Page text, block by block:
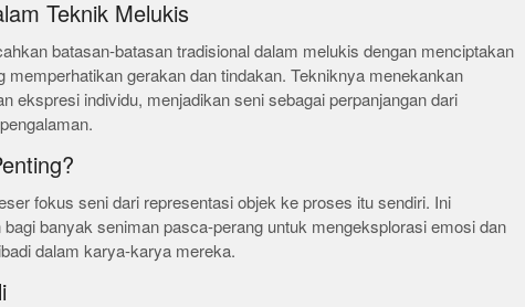
Teknik Melukis
batasan-batasan tradisional dalam melukis dengan menciptakan
memperhatikan gerakan dan tindakan. Tekniknya menekankan
ekspresi individu, menjadikan seni sebagai perpanjangan dari
fokus seni dari representasi objek ke proses itu sendiri. Ini
bagi banyak seniman pasca-perang untuk mengeksplorasi emosi dan
dalam karya-karya mereka.